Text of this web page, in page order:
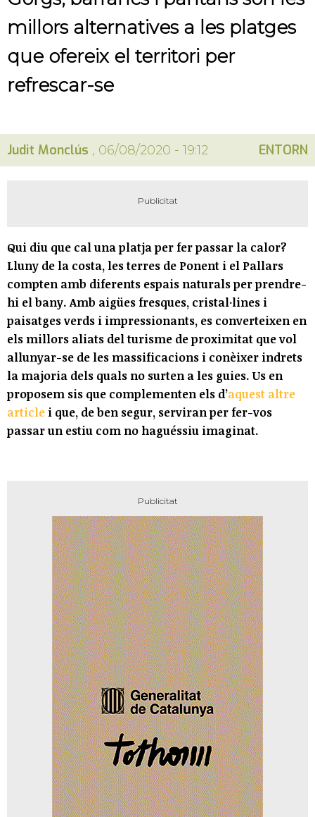
millors alternatives a les platges
que ofereix el territori per
refrescar-se
Judit Monclús , 06/08/2020 - 19:12 ENTORN
Qui diu que cal una platja per fer passar la calor?
Lluny de la costa, les terres de Ponent i el Pallars
compten amb diferents espais naturals per prendre-
hi el bany. Amb aigües fresques, cristal·lines i
paisatges verds i impressionants, es converteixen en
els millors aliats del turisme de proximitat que vol
allunyar-se de les massificacions i conèixer indrets
la majoria dels quals no surten a les guies. Us en
proposem sis que complementen els d’aquest altre
article i que, de ben segur, serviran per fer-vos
passar un estiu com no haguéssiu imaginat.